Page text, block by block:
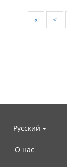
« <
Русский
О нас